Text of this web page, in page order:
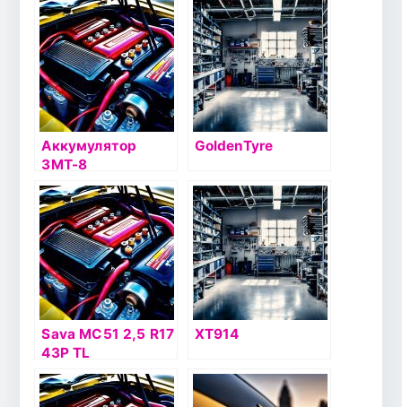
Аккумулятор
3МТ-8
GoldenTyre
Sava MC51 2,5 R17
43P TL
XT914